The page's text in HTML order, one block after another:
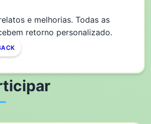
e melhorias. Todas as
retorno personalizado.